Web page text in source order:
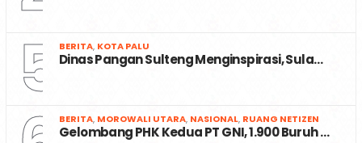
5 BERITA, KOTA PALU
Dinas Pangan Sulteng Menginspirasi, Sula…
BERITA, MOROWALI UTARA, NASIONAL, RUANG NETIZEN
Gelombang PHK Kedua PT GNI, 1.900 Buruh …